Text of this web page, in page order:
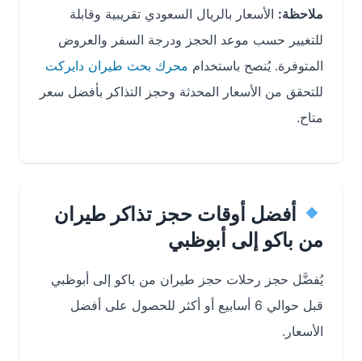
ملاحظة:الأسعار بالريال السعودي تقريبية وقابلة
للتغيير حسب موعد الحجز ودرجة السفر والعروض
المتوفرة. يُنصح باستخداممحرك بحث طيران دايركت
للتحقق من الأسعار المحدثة وحجز التذاكر بأفضل سعر
أفضل أوقات حجز تذاكر طيران
من باكو إلى أبوظبي
يُفضَّل حجز رحلات حجز طيران من باكو إلى أبوظبي
قبل حوالي 6 أسابيع أو أكثر للحصول على أفضل
الأسعار.